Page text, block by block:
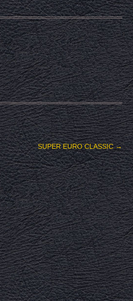
SUPER EURO CLASSIC→